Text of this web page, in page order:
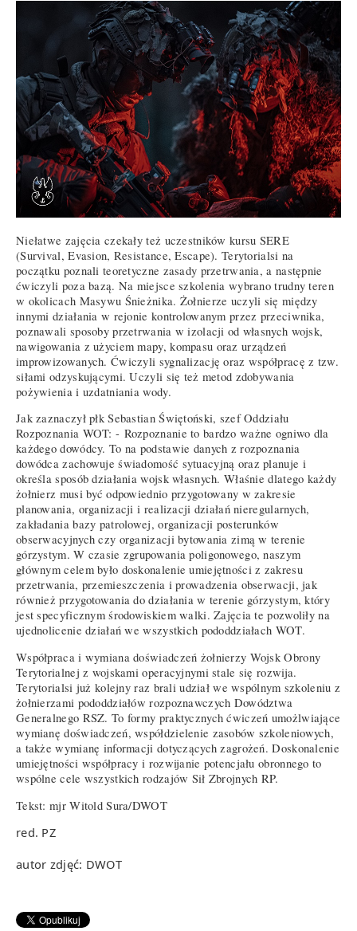
Niełatwe zajęcia czekały też uczestników kursu SERE
(Survival, Evasion, Resistance, Escape). Terytorialsi na
początku poznali teoretyczne zasady przetrwania, a następnie
ćwiczyli poza bazą. Na miejsce szkolenia wybrano trudny teren
w okolicach Masywu Śnieżnika. Żołnierze uczyli się między
innymi działania w rejonie kontrolowanym przez przeciwnika,
poznawali sposoby przetrwania w izolacji od własnych wojsk,
nawigowania z użyciem mapy, kompasu oraz urządzeń
improwizowanych. Ćwiczyli sygnalizację oraz współpracę z tzw.
siłami odzyskującymi. Uczyli się też metod zdobywania
pożywienia i uzdatniania wody.
Jak zaznaczył płk Sebastian Świętoński, szef Oddziału
Rozpoznania WOT: - Rozpoznanie to bardzo ważne ogniwo dla
każdego dowódcy. To na podstawie danych z rozpoznania
dowódca zachowuje świadomość sytuacyjną oraz planuje i
określa sposób działania wojsk własnych. Właśnie dlatego każdy
żołnierz musi być odpowiednio przygotowany w zakresie
planowania, organizacji i realizacji działań nieregularnych,
zakładania bazy patrolowej, organizacji posterunków
obserwacyjnych czy organizacji bytowania zimą w terenie
górzystym. W czasie zgrupowania poligonowego, naszym
głównym celem było doskonalenie umiejętności z zakresu
przetrwania, przemieszczenia i prowadzenia obserwacji, jak
również przygotowania do działania w terenie górzystym, który
jest specyficznym środowiskiem walki. Zajęcia te pozwoliły na
ujednolicenie działań we wszystkich pododdziałach WOT.
Współpraca i wymiana doświadczeń żołnierzy Wojsk Obrony
Terytorialnej z wojskami operacyjnymi stale się rozwija.
Terytorialsi już kolejny raz brali udział we wspólnym szkoleniu z
żołnierzami pododdziałów rozpoznawczych Dowództwa
Generalnego RSZ. To formy praktycznych ćwiczeń umożlwiające
wymianę doświadczeń, współdzielenie zasobów szkoleniowych,
a także wymianę informacji dotyczących zagrożeń. Doskonalenie
umiejętności współpracy i rozwijanie potencjału obronnego to
wspólne cele wszystkich rodzajów Sił Zbrojnych RP.
Tekst: mjr Witold Sura/DWOT
red. PZ
autor zdjęć: DWOT